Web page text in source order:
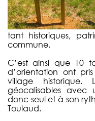
tant historiques,
commune.
C’est ainsi que 10
d’orientation ont
village
géocalisables avec
donc seul et à son
Toulaud.